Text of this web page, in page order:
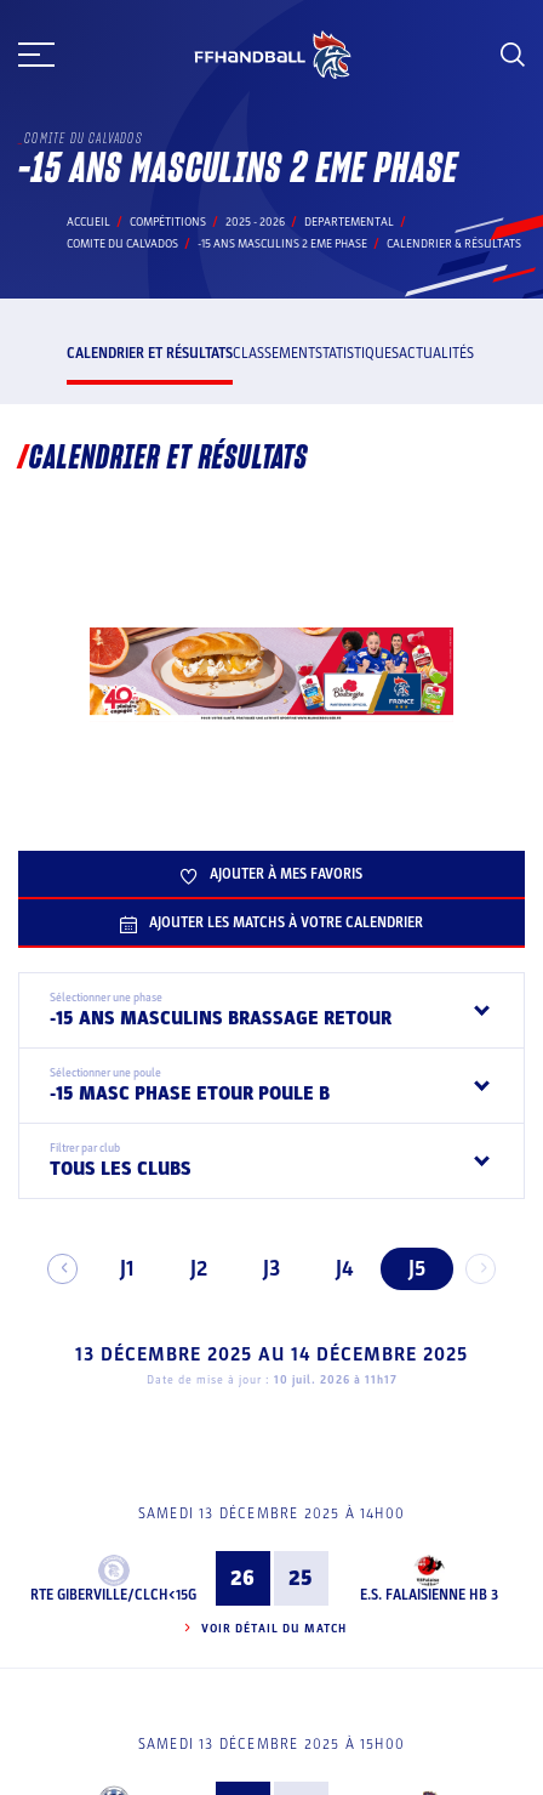
au
COMITE DU CALVADOS
-15 ANS MASCULINS 2 EME PHASE
ACCUEIL COMPÉTITIONS 2025 - 2026
DEPARTEMENTAL
COMITE DU CALVADOS
-15 ANS MASCULINS 2 EME PHASE CALENDRIER & RÉSULTATS
CALENDRIER ET RÉSULTATSCLASSEMENTSTATISTIQUESACTUALITÉS
CALENDRIER ET RÉSULTATS
AJOUTER À MES FAVORIS
AJOUTER LES MATCHS À VOTRE CALENDRIER
Sélectionner une phase
-15 ANS MASCULINS BRASSAGE RETOUR
Sélectionner une poule
-15 MASC PHASE ETOUR POULE B
Filtrer par club
TOUS LES CLUBS
J1 J2 J3 J4 J5
13 DÉCEMBRE 2025 AU 14 DÉCEMBRE 2025
Date de mise à jour : 10 juil. 2026 à 11h17
SAMEDI 13 DÉCEMBRE 2025 À 14H00
RTE GIBERVILLE/CLCH<15G
26 25
E.S. FALAISIENNE HB 3
VOIR DÉTAIL DU MATCH
SAMEDI 13 DÉCEMBRE 2025 À 15H00